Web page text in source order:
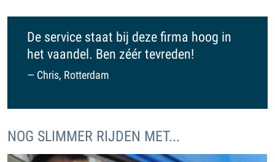
De service staat bij deze firma hoog in
het vaandel. Ben zéér tevreden!
Chris, Rotterdam
NOG SLIMMER RIJDEN MET...